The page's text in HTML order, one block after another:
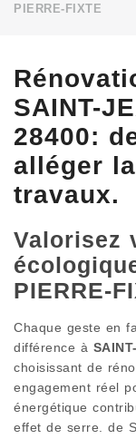
PIERRE-FIXTE
SAINT-
28400:
alléger
travaux.
Valorisez
PIERRE-
Chaque geste en
différence à
choisissant de
engagement réel
énergétique
effet de serre. de